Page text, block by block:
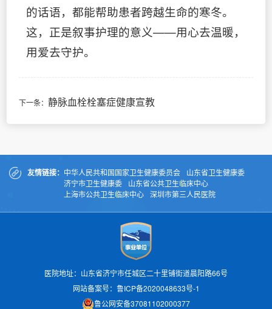
的话语，都能帮助患者跨越生命的寒冬。
这，正是叙事护理的意义——用心去温暖，
用爱去守护。
下一条： 静脉血栓栓塞症健康宣教
友情链接： 中华人民共和国国家卫生健康委员会
山东省卫生健康委
济宁市卫生健康委
山东省公共卫生临床中心
上海市公共卫生临床中心 深圳市第三人民医院
医院地址：山东省济宁市任城区二十里铺街道晨阳路66号
网站备案号： 鲁ICP备2020048633号-1
鲁公网安备37081102000377